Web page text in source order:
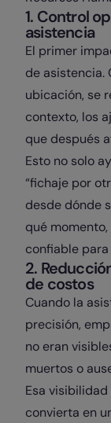
1. Control
asistencia
El primer
de asistencia.
ubicación, se
contexto, los
que después
Esto no solo
“fichaje por
desde dónde
qué
confiable
2.
de costos
Cuando la
precisión,
no eran
muertos o
Esa
convierta en